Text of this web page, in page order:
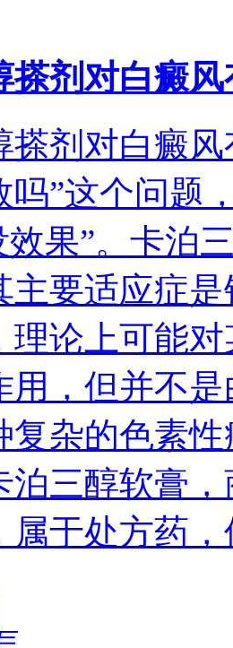
搽剂对白癜
搽剂对白癜
吗”这个问题
效果”。卡泊
主要适应症
理论上可能
用，但并不
复杂的色素
泊三醇软膏
属于处方药，